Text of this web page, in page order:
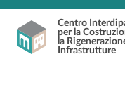
Centro
per la
la
Infrastrutture